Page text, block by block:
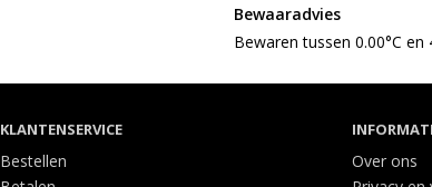
zuurteregelaar: E331,
(GLUTEN), paneermeel
smaakversterker: E621,
3% (GERST, GLUTEN,
SOJA, SPELT, TARWE),
EIwit, EIwitpoeder,
Bewaaradvies
Bewaren tussen 0.00°C en
KLANTENSERVICE
Bestellen
Over ons